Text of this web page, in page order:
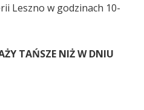
Leszno w godzinach 10-
TAŃSZE NIŻ W DNIU